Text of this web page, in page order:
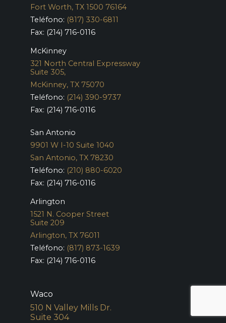
Fort Worth, TX 1500 76164
Teléfono: (817) 330-6811
Fax: (214) 716-0116
McKinney
321 North Central Expressway
Suite 305,
McKinney, TX 75070
Teléfono: (214) 390-9737
Fax: (214) 716-0116
San Antonio
9901 W I-10 Suite 1040
San Antonio, TX 78230
Teléfono: (210) 880-6020
Fax: (214) 716-0116
Arlington
1521 N. Cooper Street
Suite 209
Arlington, TX 76011
Teléfono: (817) 873-1639
Fax: (214) 716-0116
Waco
510 N Valley Mills Dr.
Suite 304